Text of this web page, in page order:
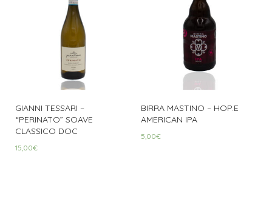
GIANNI TESSARI –
“PERINATO” SOAVE
CLASSICO DOC
15,00€
BIRRA MASTINO – HOP.E
AMERICAN IPA
5,00€